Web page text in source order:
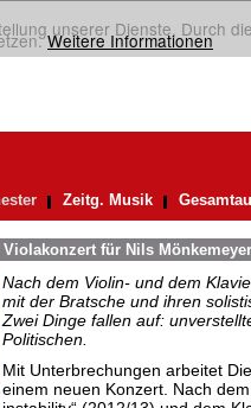
unserer Dienste. Durch
Weitere Informationen
Zeitg. Musik
für Nils Mönkemeyer
Nach dem Violin- und dem
mit der Bratsche und ihren
Zwei Dinge fallen auf:
Politischen.
Mit Unterbrechungen arbeitet
einem neuen Konzert. Nach